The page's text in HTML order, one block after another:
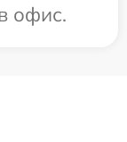
офис.